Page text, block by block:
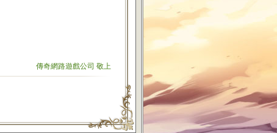
傳奇網路遊戲公司 敬上